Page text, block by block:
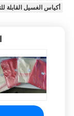
أكياس الغسيل القابلة